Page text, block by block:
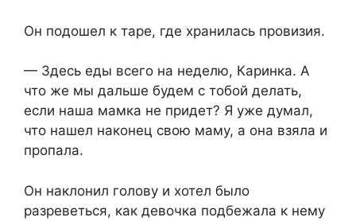
Он подошел к таре, где хранилась провизия.
— Здесь еды всего на неделю, Каринка. А
что же мы дальше будем с тобой делать,
если наша мамка не придет? Я уже думал,
что нашел наконец свою маму, а она взяла и
пропала.
Он наклонил голову и хотел было
разреветься, как девочка подбежала к нему